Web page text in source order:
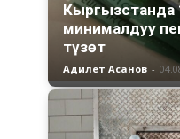
Кыргызстанда
минималдуу
түзөт
Адилет Асанов -